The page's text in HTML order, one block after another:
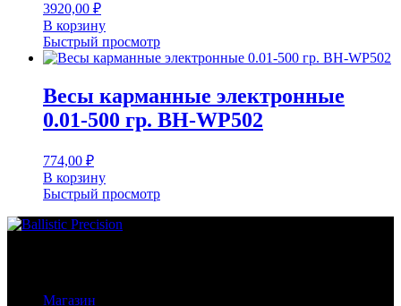
3920,00 ₽
В корзину
Быстрый просмотр
Весы карманные электронные
0.01-500 гр. BH-WP502
774,00 ₽
В корзину
Быстрый просмотр
Магазин